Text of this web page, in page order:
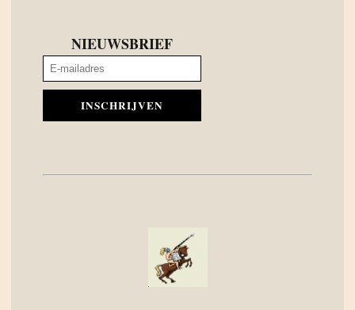
NIEUWSBRIEF
INSCHRIJVEN